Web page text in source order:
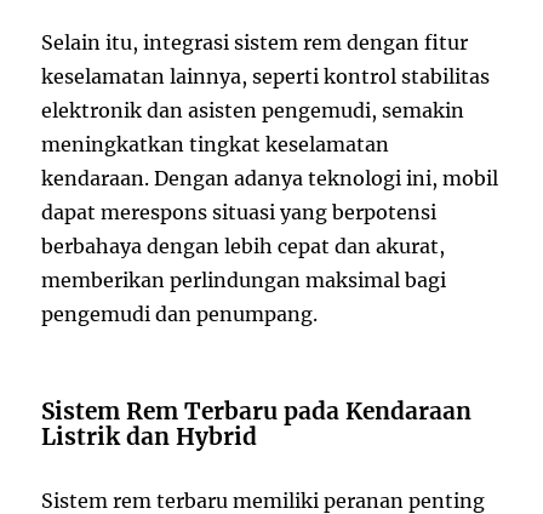
Selain itu, integrasi sistem rem dengan fitur
keselamatan lainnya, seperti kontrol stabilitas
elektronik dan asisten pengemudi, semakin
meningkatkan tingkat keselamatan
kendaraan. Dengan adanya teknologi ini, mobil
dapat merespons situasi yang berpotensi
berbahaya dengan lebih cepat dan akurat,
memberikan perlindungan maksimal bagi
pengemudi dan penumpang.
Sistem Rem Terbaru pada Kendaraan
Listrik dan Hybrid
Sistem rem terbaru memiliki peranan penting